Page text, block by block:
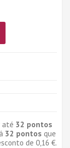
até 32 pontos
32 pontos que
de 0,16 €.